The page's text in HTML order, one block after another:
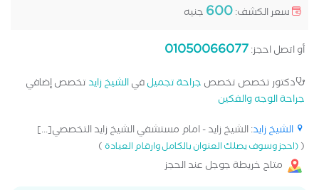
سعر الكشف:600 جنيه
أو اتصل احجز:01050066077
دكتور تخصص تخصص جراحة تجميلفيالشيخ زايدتخصص إضافي
جراحة الوجه والفكين
الشيخ زايد: الشيخ زايد - امام مستشفي الشيخ زايد التخصصي[...]
((احجز وسوف يصلك العنوان بالكامل وارقام العيادة)
متاح خريطة جوجل عند الحجز